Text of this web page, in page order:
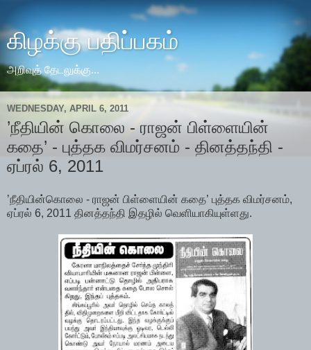
கிழக்கு பதிப்பகம்
அறிவுத் தேடலுக்கு...
WEDNESDAY, APRIL 6, 2011
’நீதியின் கொலை - ராஜன் பிள்ளையின்
கதை’ - புத்தக விமர்சனம் - தினத்தந்தி -
ஏப்ரல் 6, 2011
’நீதியின்கொலை - ராஜன் பிள்ளையின் கதை’ புத்தக விமர்சனம்,
ஏப்ரல் 6, 2011 தினத்தந்தி இதழில் வெளியாகியுள்ளது.